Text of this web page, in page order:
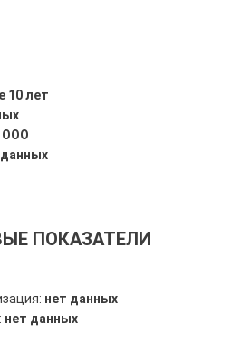
10 лет
ООО
ПОКАЗАТЕЛИ
нет данных
нет данных